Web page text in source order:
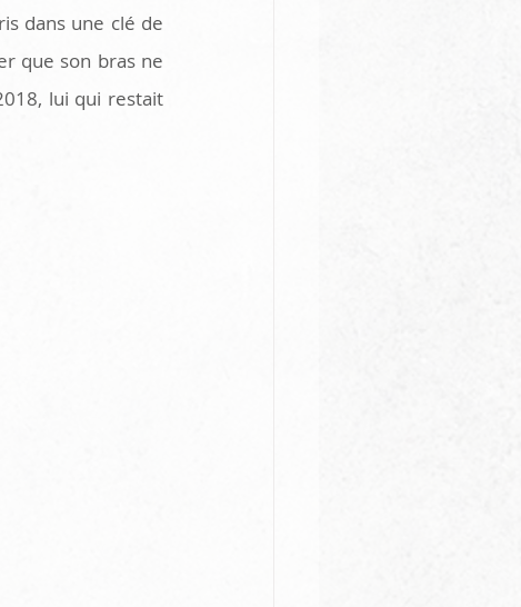
dans une clé de
que son bras ne
lui qui restait